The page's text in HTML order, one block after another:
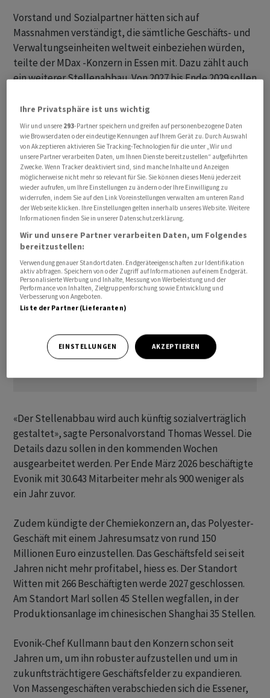
Vorstand und Sozialpartner hätten sich auf
Massnahmen verständigt, die sämtliche Geschäfts- und
Verwaltungseinheiten weltweit einbeziehen würden,
teilte der MDax -Konzern in Essen mit. Dazu zählt auch
ein weiterer Stellenabbau. Von 2027 bis Ende 2029 sollen
Deutschland.
Evonik sieht dafür erhebliches Potenzial durch
gesteigerte Effizienz, Digitalisierung und Outsourcing.
Zudem sollen Optionen für eine Verlagerung von
Verwaltungsteilen ins Ausland geprüft werden. Bis Ende
2026 sollen bereits durch laufende Spar- und
Effizienzprogramme rund 2.800 Stellen wegfallen.
«Der Stellenabbau wird auch künftig sozialverträglich
gestaltet», sagte Personalvorstand Thomas Wessel. Die
Details dazu sollen in den kommenden Wochen
ausgearbeitet werden. Per Ende März 2026 beschäftigte
Evonik mit 30.643 Mitarbeiter mehr als 900 weniger als
ein Jahr zuvor.
Zudem kündigte der Chemiekonzern an, das Polyester-
Geschäft mit einem Jahresumsatz von rund 150
Millionen Euro einzustellen. Das Geschäftsfeld sei seit
Jahren nicht mehr profitabel, hiess es. Der Standort
Witten mit 266 Beschäftigten werde 2027 geschlossen.
Am Standort Marl sollen 45 Stellen wegfallen, in der
Produktionsanlage im chinesischen Shanghai 35 Stellen.
Evonik-Chef Kullmann baut den Konzern schon seit
Jahren um, um ihn robuster aufzustellen und um in
zukunftsträchtigere Geschäftsfelder zu expandieren.
Von Massengeschäften verabschieden sich die Essener,
Ihre Privatsphäre ist uns wichtig
Wir und unsere 293-Partner speichern und greifen auf personenbezogene Daten
wie Browserdaten oder eindeutige Kennungen auf Ihrem Gerät zu. Durch Auswahl
von Akzeptieren aktivieren Sie Tracking-Technologien für die unter „Wir und
unsere Partner verarbeiten Daten, um Ihnen Dienste bereitzustellen“ aufgeführten
Zwecke. Wenn Tracker deaktiviert sind, sind manche Inhalte und Anzeigen
möglicherweise nicht mehr so relevant für Sie. Sie können dieses Menü jederzeit
wieder aufrufen, um Ihre Einstellungen zu ändern oder Ihre Einwilligung zu
widerrufen, indem Sie auf den Link Voreinstellungen verwalten am unteren Rand
der Webseite klicken. Ihre Einstellungen gelten innerhalb unseres Website. Weitere
Informationen finden Sie in unserer Datenschutzerklärung.
Wir und unsere Partner verarbeiten Daten, um Folgendes
bereitzustellen:
Verwendung genauer Standortdaten. Endgeräteeigenschaften zur Identifikation
aktiv abfragen. Speichern von oder Zugriff auf Informationen auf einem Endgerät.
Personalisierte Werbung und Inhalte, Messung von Werbeleistung und der
Performance von Inhalten, Zielgruppenforschung sowie Entwicklung und
Verbesserung von Angeboten.
Liste der Partner (Lieferanten)
EINSTELLUNGEN AKZEPTIEREN